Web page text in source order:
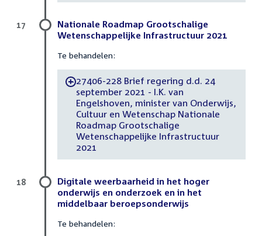
Nationale Roadmap Grootschalige
Wetenschappelijke Infrastructuur 2021
Te behandelen:
-27406-228 Brief regering d.d. 24
september 2021 - I.K. van
Engelshoven, minister van Onderwijs,
Cultuur en Wetenschap Nationale
Roadmap Grootschalige
Wetenschappelijke Infrastructuur
2021
17
Digitale weerbaarheid in het hoger
onderwijs en onderzoek en in het
middelbaar beroepsonderwijs
Te behandelen:
18